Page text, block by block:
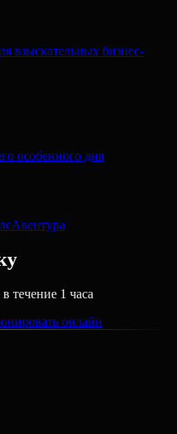
взыскательных бизнес-
особенного дня
Авентура
течение 1 часа
онлайн